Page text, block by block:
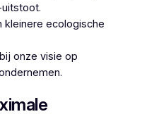
kleinere ecologische
onze visie op